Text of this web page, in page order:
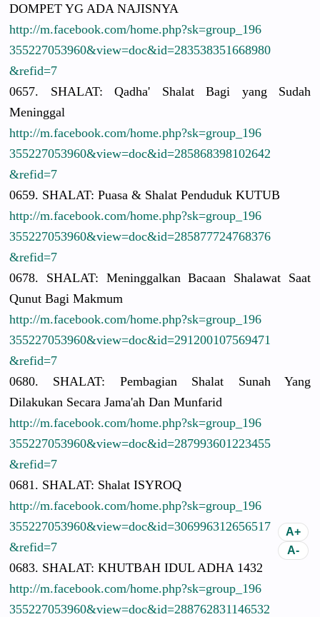
DOMPET YG ADA NAJISNYA
http://m.facebook.com/home.php?sk=group_196
355227053960&view=doc&id=283538351668980
&refid=7
0657. SHALAT: Qadha' Shalat Bagi yang Sudah
Meninggal
http://m.facebook.com/home.php?sk=group_196
355227053960&view=doc&id=285868398102642
&refid=7
0659. SHALAT: Puasa & Shalat Penduduk KUTUB
http://m.facebook.com/home.php?sk=group_196
355227053960&view=doc&id=285877724768376
&refid=7
0678. SHALAT: Meninggalkan Bacaan Shalawat Saat
Qunut Bagi Makmum
http://m.facebook.com/home.php?sk=group_196
355227053960&view=doc&id=291200107569471
&refid=7
0680. SHALAT: Pembagian Shalat Sunah Yang
Dilakukan Secara Jama'ah Dan Munfarid
http://m.facebook.com/home.php?sk=group_196
355227053960&view=doc&id=287993601223455
&refid=7
0681. SHALAT: Shalat ISYROQ
http://m.facebook.com/home.php?sk=group_196
355227053960&view=doc&id=306996312656517
&refid=7
0683. SHALAT: KHUTBAH IDUL ADHA 1432
http://m.facebook.com/home.php?sk=group_196
355227053960&view=doc&id=288762831146532